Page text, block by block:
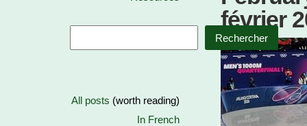
février
Rechercher
All posts (worth reading)
In French